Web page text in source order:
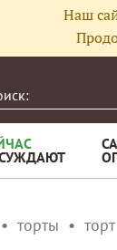
Наш
торты